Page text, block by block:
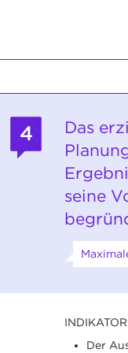
4
Das
seine
Der